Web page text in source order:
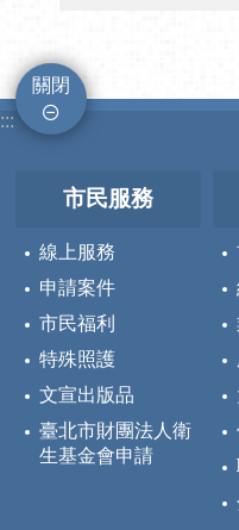
關閉
:::
市民服務
線上服務
申請案件
市民福利
特殊照護
文宣出版品
臺北市財團法人衛
生基金會申請